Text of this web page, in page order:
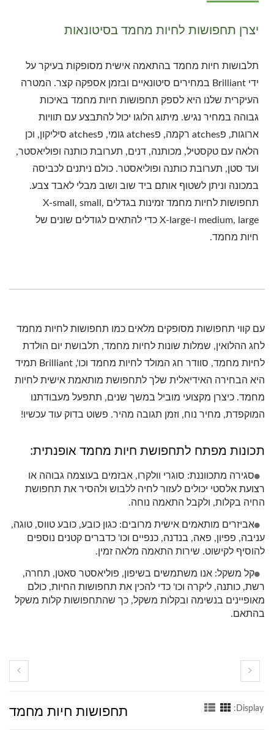
יצרן תחפושות לחיות מחמד בסיטונאות
תלבושות חיות מחמד בהתאמה אישית מסופקות בעיקר על
ידי Brilliant במחירים סיטונאיים ובזמן אספקה קצר. המטרה
העיקרית שלנו היא לספק תחפושות חיות מחמד באיכות
גבוהה במחיר נגיש. מיתוג הלוגו יכול להתבצע עם תוויות
ארוגות, פatches רקמה, פatches גומי, פatches סיליקון, וכן
הלאה עם טקסטיל, מכותנה, דנים, תערובת כותנה ופוליאסטר,
ועד סטן, תערובת כותנה ופוליאסטר. כולם ניתנים לכביסה
במכונה וניתן לשטוף אותם ביד שוב ושוב מבלי לאבד צבע.
תחפושות לחיות מחמד זמינות בגדלים X-small, small,
medium, large ו-X-large כדי להתאים לגודלים שונים של
חיות מחמד.
עם קווי תחפושות מסופקים מלאים כמו תחפושות לחיות מחמד
לחג ההלואין, שמלות שונות לחיות מחמד, תלבושת יום הולדת
לחיות מחמד, סוודר חג המולד לחיות מחמד וכו', Brilliant תמיד
היא הבחירה האידיאלית שלך לתחפושת מותאמת אישית לחיות
מחמד. כיצרן מקצועי מוביל במשך שנים, תתפעל מעבודתנו
המוקפדת, מחיר נוח, וזמן תגובה מהיר. פשוט בדוק עוד עכשיו!
תכונות מפתח לתחפושת חיות מחמד אופנתית:
סגירה מתכווננת: סוגרי וולקרו, אבזמים בעוצמה גבוהה או
רצועת אלסטי יכולים לעזור לחיה ללבוש ולהסיר את תחפושת
החיה בקלות, ולקבל התאמה נוחה.
אביזרים מותאמים אישית מרובים: כגון כובע, כובע טווס, טוגה,
עניבה, פפיון, פאה, בנדנה, כנפיים וכו' כדברים קטנים נוספים
להוסיף לקישוט. שירות התאמה מלאה זמין.
קל משקל: אנו משתמשים בשיפון, פוליאסטר סאטן, תחרה,
רשת, כותנה, ליקרה וכו' כדי להכין את תחפושות החיות, כולם
מאופיינים בנשימה ובקלות משקל, כך שהתחפושות קלות משקל
בהתאם.
תחפושות חיות מחמד Display: